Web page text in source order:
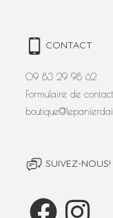
CONTACT
09 83 29 98 62
Formulaire de contact
SUIVEZ-NOUS!